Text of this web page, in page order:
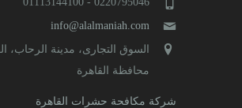
info@alalmaniah.com
السوق التجارى، مدينة الرحاب،
محافظة القاهرة‬
شركة مكافحة حشرات القاهرة